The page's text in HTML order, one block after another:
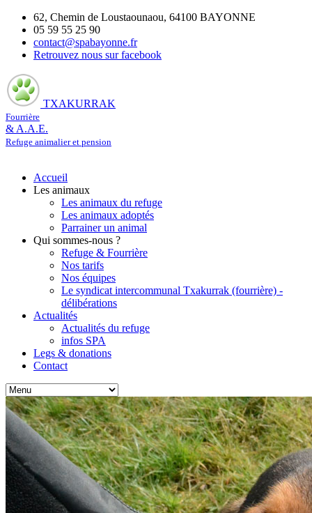
62, Chemin de Loustaounaou, 64100 BAYONNE
05 59 55 25 90
contact@spabayonne.fr
Retrouvez nous sur facebook
TXAKURRAK
Fourrière
& A.A.E.
Refuge animalier et pension
Accueil
Les animaux
Les animaux du refuge
Les animaux adoptés
Parrainer un animal
Qui sommes-nous ?
Refuge & Fourrière
Nos tarifs
Nos équipes
Le syndicat intercommunal Txakurrak (fourrière) -
délibérations
Actualités
Actualités du refuge
infos SPA
Legs & donations
Contact